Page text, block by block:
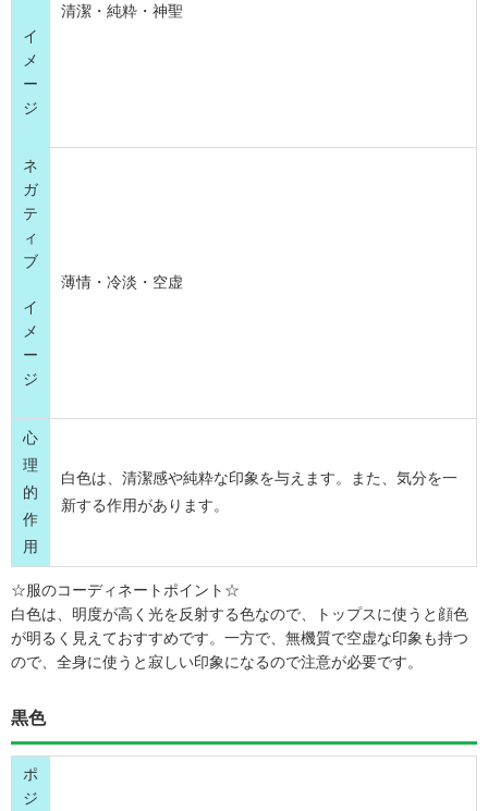
イ
メ
ー
ジ
清潔・純粋・神聖
ネ
ガ
テ
ィ
ブ
イ
メ
ー
ジ
薄情・冷淡・空虚
心
理
的
作
用
白色は、清潔感や純粋な印象を与えます。また、気分を一
新する作用があります。
☆服のコーディネートポイント☆
白色は、明度が高く光を反射する色なので、トップスに使うと顔色
が明るく見えておすすめです。一方で、無機質で空虚な印象も持つ
ので、全身に使うと寂しい印象になるので注意が必要です。
黒色
ポ
ジ